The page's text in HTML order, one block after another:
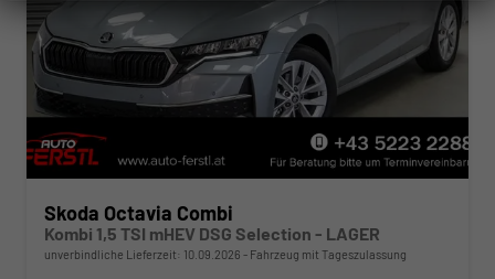
Skoda Octavia Combi
Kombi 1,5 TSI mHEV DSG Selection - LAGER
unverbindliche Lieferzeit: 10.09.2026 Fahrzeug mit Tageszulassung